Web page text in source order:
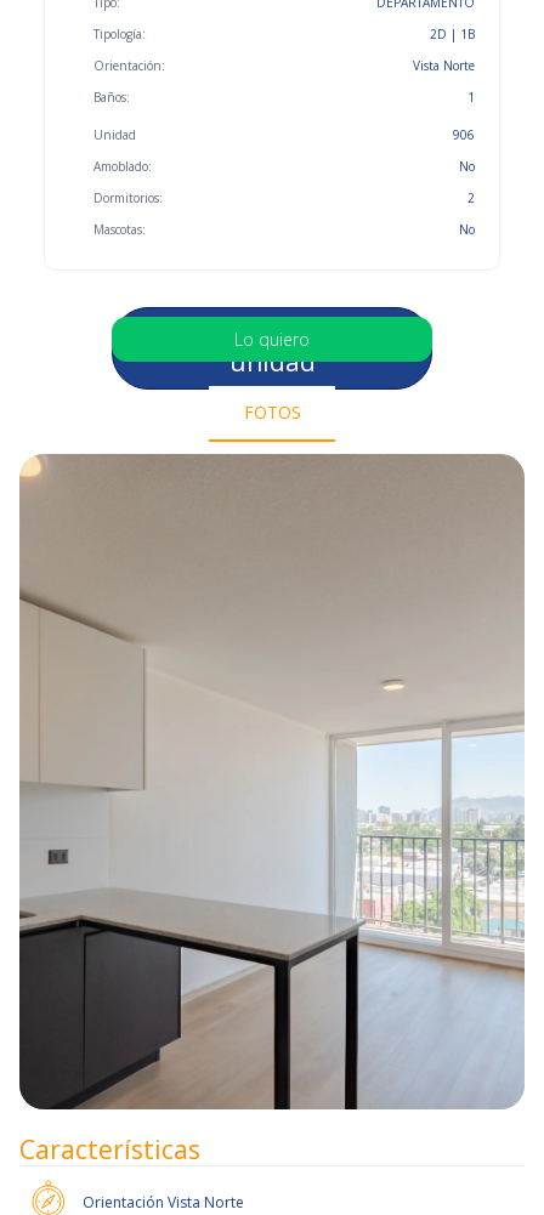
Tipología:
Orientación:
Baños:
2D | 1B
Vista Norte
1
Unidad
Amoblado:
Dormitorios:
Mascotas:
906
No
2
No
Selecciona otra
unidad
Lo quiero
FOTOS
Características
Orientación Vista Norte